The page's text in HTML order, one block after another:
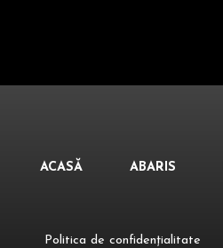
ACASĂ ABARIS
Politica de confidențialitate